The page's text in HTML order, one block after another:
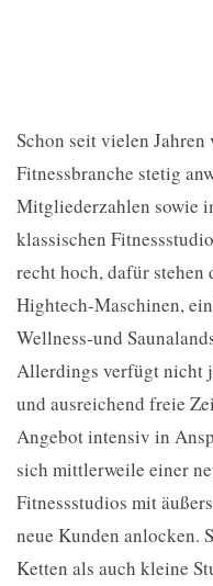
Schon seit vielen Jahren
Fitnessbranche stetig
Mitgliederzahlen sowie
klassischen
recht hoch, dafür
Hightech-Maschinen,
Wellness-und
Allerdings verfügt nicht
und ausreichend freie
Angebot intensiv in
sich mittlerweile einer
Fitnessstudios mit
neue Kunden anlocken.
Ketten als auch kleine